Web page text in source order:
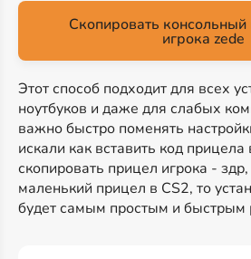
Скопировать
игрока zede
Этот способ подходит для всех
ноутбуков и даже для слабых
важно быстро поменять
искали как вставить код
скопировать прицел игрока - здр,
маленький прицел в CS2, то
будет самым простым и